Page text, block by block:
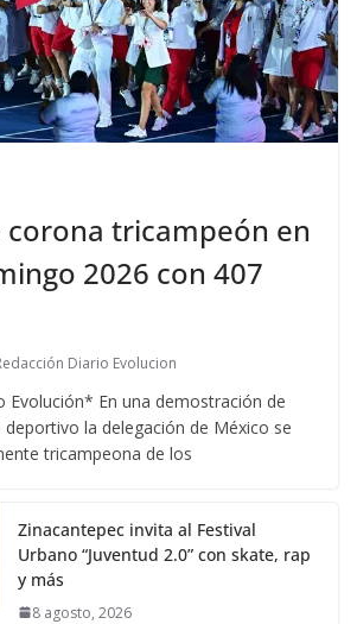
corona tricampeón en
2026 con 407
Diario Evolucion
Evolución* En una demostración de
la delegación de México se
tricampeona de los
Zinacantepec invita al Festival
Urbano “Juventud 2.0” con skate, rap
y más
8 agosto, 2026